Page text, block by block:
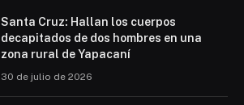
Santa Cruz: Hallan los cuerpos
decapitados de dos hombres en una
zona rural de Yapacaní
30 de julio de 2026